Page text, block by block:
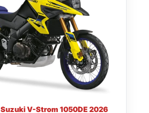
Suzuki V-Strom 1050DE 2026